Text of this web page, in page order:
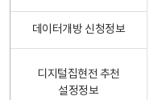
데이터개방 신청정보
디지털집현전 추천
설정정보